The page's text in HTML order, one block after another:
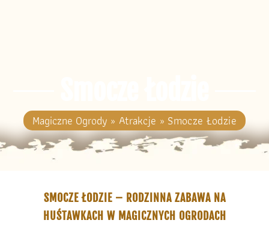
Magiczne Ogrody » Atrakcje » Smocze Łodzie
SMOCZE ŁODZIE – RODZINNA ZABAWA NA
HUŚTAWKACH W MAGICZNYCH OGRODACH